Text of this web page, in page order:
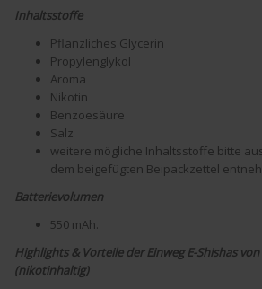
Inhaltsstoffe
Pflanzliches Glycerin
Propylenglykol
Aroma
Nikotin
Benzoesäure
Salz
weitere mögliche Inhaltsstoffe bitte
dem beigefügten Beipackzettel
Batterievolumen
550 mAh.
Highlights & Vorteile der Einweg E-Shishas von
(nikotinhaltig)